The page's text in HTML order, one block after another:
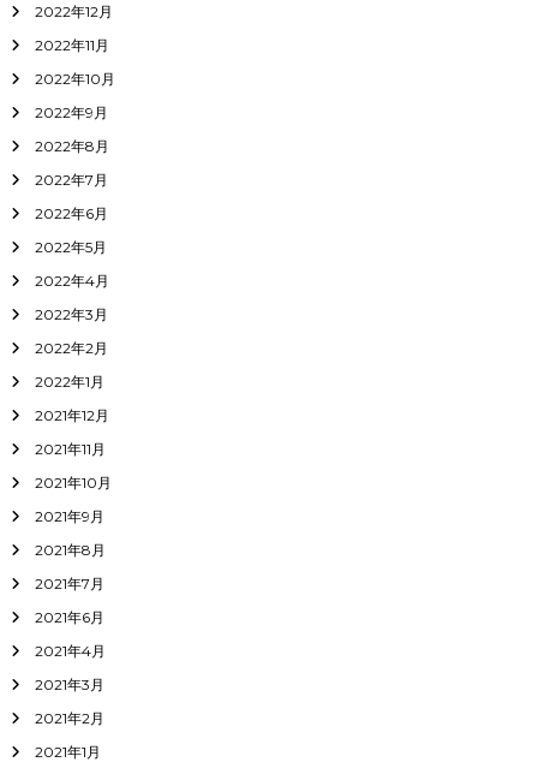
2022年12月
2022年11月
2022年10月
2022年9月
2022年8月
2022年7月
2022年6月
2022年5月
2022年4月
2022年3月
2022年2月
2022年1月
2021年12月
2021年11月
2021年10月
2021年9月
2021年8月
2021年7月
2021年6月
2021年4月
2021年3月
2021年2月
2021年1月